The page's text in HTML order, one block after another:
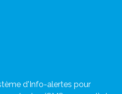
d'Info-alertes pour